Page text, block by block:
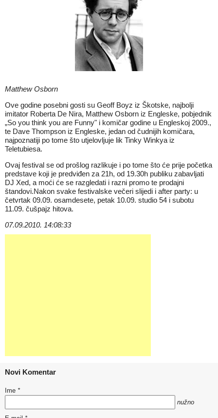
Matthew Osborn
Ove godine posebni gosti su Geoff Boyz iz Škotske, najbolji
imitator Roberta De Nira, Matthew Osborn iz Engleske, pobjednik
„So you think you are Funny" i komičar godine u Engleskoj 2009.,
te Dave Thompson iz Engleske, jedan od čudnijih komičara,
najpoznatiji po tome što utjelovljuje lik Tinky Winkya iz
Teletubiesa.
Ovaj festival se od prošlog razlikuje i po tome što će prije početka
predstave koji je predviđen za 21h, od 19.30h publiku zabavljati
DJ Xed, a moći će se razgledati i razni promo te prodajni
štandovi.Nakon svake festivalske večeri slijedi i after party: u
četvrtak 09.09. osamdesete, petak 10.09. studio 54 i subotu
11.09. čušpajz hitova.
07.09.2010. 14:08:33
Novi Komentar
Ime *
nužno